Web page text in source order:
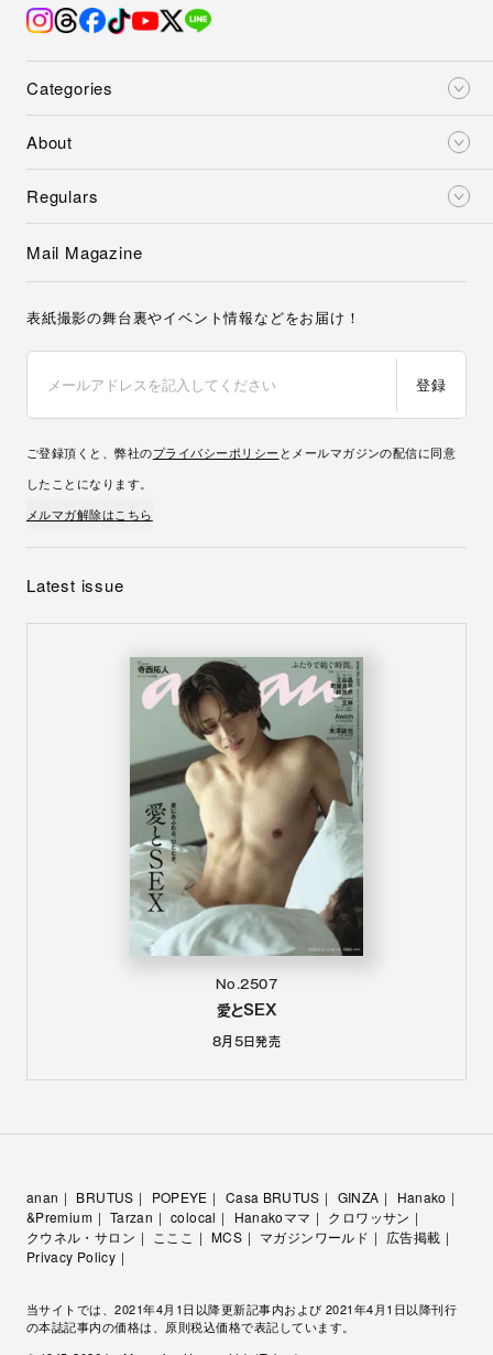
Categories
About
Regulars
Mail Magazine
表紙撮影の舞台裏やイベント情報などをお届け！
登録
ご登録頂くと、弊社のプライバシーポリシー とメールマガジンの配信に同意
したことになります。
メルマガ解除はこちら
Latest issue
No.2507
愛とSEX
8月5日発売
anan BRUTUS POPEYE Casa BRUTUS GINZA
Hanako
&Premium
Tarzan colocal Hanakoママ
クロワッサン
クウネル・サロン
こここ MCS マガジンワールド
広告掲載
Privacy Policy
当サイトでは、2021年4月1日以降更新記事内および 2021年4月1日以降刊行
の本誌記事内の価格は、原則税込価格で表記しています。